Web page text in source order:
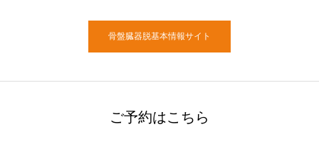
骨盤臓器脱基本情報サイト
ご予約はこちら